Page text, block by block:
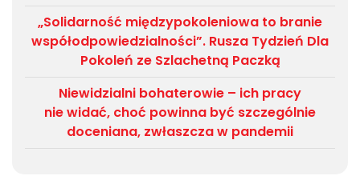
„Solidarność międzypokoleniowa to branie
współodpowiedzialności”. Rusza Tydzień Dla
Pokoleń ze Szlachetną Paczką
Niewidzialni bohaterowie – ich pracy
nie widać, choć powinna być szczególnie
doceniana, zwłaszcza w pandemii